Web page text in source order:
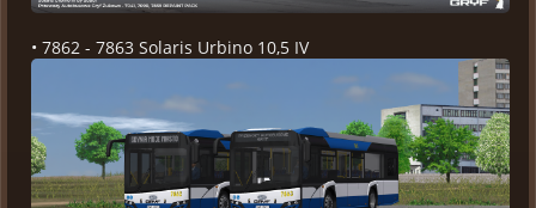
• 7862 - 7863 Solaris Urbino 10,5 IV